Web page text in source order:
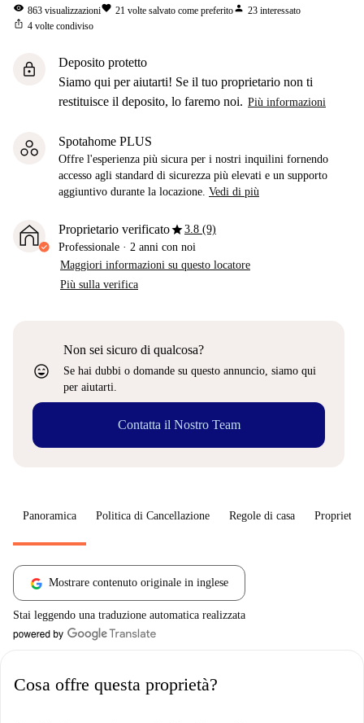
visibility 863 visualizzazionifavorite 21 volte salvato come preferitoperson 23 interessato
ios_share 4 volte condiviso
lock
Deposito protetto
Siamo qui per aiutarti! Se il tuo proprietario non ti
restituisce il deposito, lo faremo noi. Più informazioni
Spotahome PLUS
Offre l'esperienza più sicura per i nostri inquilini fornendo
accesso agli standard di sicurezza più elevati e un supporto
aggiuntivo durante la locazione. Vedi di più
Proprietario verificatostar3.8 (9)
Professionale · 2 anni con noi
Maggiori informazioni su questo locatore
Più sulla verifica
sentiment_very_satisfied
Non sei sicuro di qualcosa?
Se hai dubbi o domande su questo annuncio, siamo qui
per aiutarti.
Contatta il Nostro Team
Panoramica Politica di Cancellazione Regole di casa
Mostrare contenuto originale in inglese
Stai leggendo una traduzione automatica realizzata
Cosa offre questa proprietà?